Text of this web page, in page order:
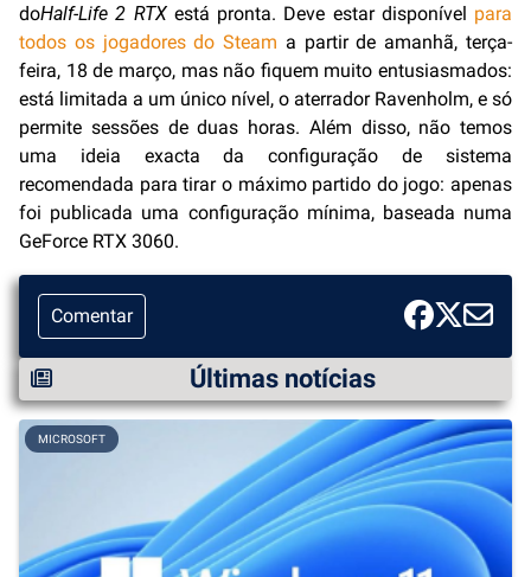
doHalf-Life 2 RTXestá pronta. Deve estar disponível para
todos os jogadores do Steam a partir de amanhã, terça-
feira, 18 de março, mas não fiquem muito entusiasmados:
está limitada a um único nível, o aterrador Ravenholm, e só
permite sessões de duas horas. Além disso, não temos
uma ideia exacta da configuração de sistema
recomendada para tirar o máximo partido do jogo: apenas
foi publicada uma configuração mínima, baseada numa
GeForce RTX 3060.
Comentar
Últimas notícias
MICROSOFT